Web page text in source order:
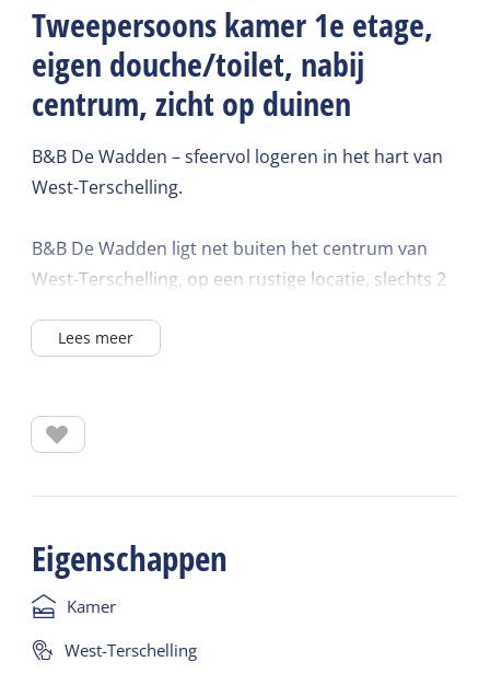
Tweepersoons kamer 1e etage,
eigen douche/toilet, nabij
centrum, zicht op duinen
B&B De Wadden – sfeervol logeren in het hart van
West-Terschelling.
B&B De Wadden ligt net buiten het centrum van
West-Terschelling, op een rustige locatie, slechts 2
winkeltjes en terrasjes. De haven bevindt zich op 5
sfeervolle kamers, verdeeld over twee etages,
met zorg ingericht in natuurlijke tinten, met
comfortabele bedden en aandacht voor detail.
Binnen vind je een gezellige huiskamer en
Lees meer
Eigenschappen
Kamer
West-Terschelling